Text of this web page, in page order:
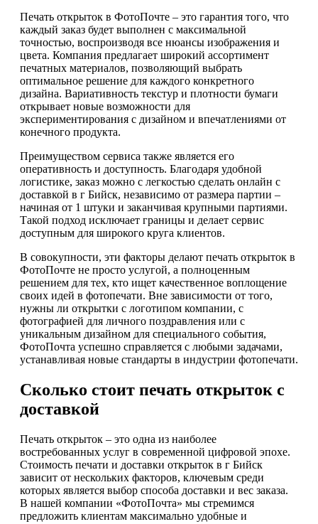
Печать открыток в ФотоПочте – это гарантия того, что
каждый заказ будет выполнен с максимальной
точностью, воспроизводя все нюансы изображения и
цвета. Компания предлагает широкий ассортимент
печатных материалов, позволяющий выбрать
оптимальное решение для каждого конкретного
дизайна. Вариативность текстур и плотности бумаги
открывает новые возможности для
экспериментирования с дизайном и впечатлениями от
конечного продукта.
Преимуществом сервиса также является его
оперативность и доступность. Благодаря удобной
логистике, заказ можно с легкостью сделать онлайн с
доставкой в г Бийск, независимо от размера партии –
начиная от 1 штуки и заканчивая крупными партиями.
Такой подход исключает границы и делает сервис
доступным для широкого круга клиентов.
В совокупности, эти факторы делают печать открыток в
ФотоПочте не просто услугой, а полноценным
решением для тех, кто ищет качественное воплощение
своих идей в фотопечати. Вне зависимости от того,
нужны ли открытки с логотипом компании, с
фотографией для личного поздравления или с
уникальным дизайном для специального события,
ФотоПочта успешно справляется с любыми задачами,
устанавливая новые стандарты в индустрии фотопечати.
Сколько стоит печать открыток с
доставкой
Печать открыток – это одна из наиболее
востребованных услуг в современной цифровой эпохе.
Стоимость печати и доставки открыток в г Бийск
зависит от нескольких факторов, ключевым среди
которых является выбор способа доставки и вес заказа.
В нашей компании «ФотоПочта» мы стремимся
предложить клиентам максимально удобные и